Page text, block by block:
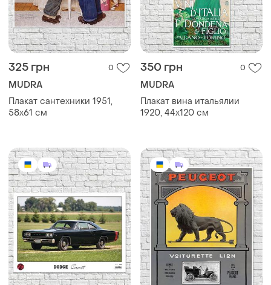
325 грн 0
MUDRA
Плакат сантехники 1951,
58х61 см
350 грн 0
MUDRA
Плакат вина итальялии
1920, 44х120 см